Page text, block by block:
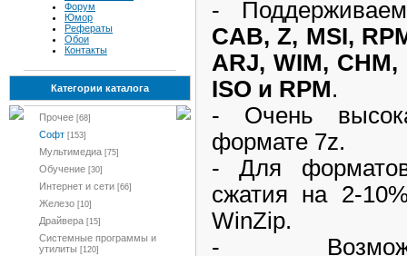
Форум
Юмор
Рефераты
Обои
Контакты
Категории каталога
Прочее [68]
Софт [153]
Мультимедиа [75]
Обучение [30]
Интернет и сети [66]
Железо [10]
Драйвера [15]
Системные программы и
утилиты [120]
-
CAB, Z, MSI,
ARJ, WIM, CHM,
ISO и RPM.
- Очень
формате 7z.
- Для
сжатия на 2-
WinZip.
-